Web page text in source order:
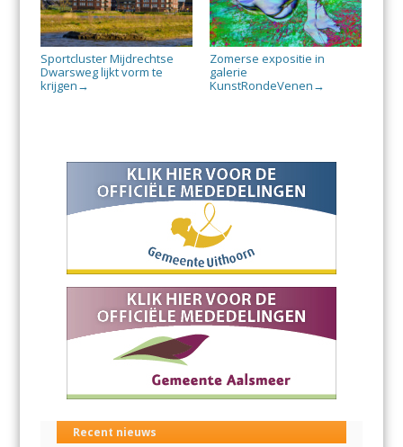
Sportcluster Mijdrechtse
Dwarsweg lijkt vorm te
krijgen →
Zomerse expositie in
galerie
KunstRondeVenen →
Recent nieuws